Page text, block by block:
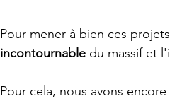
Pour mener à bien ces
incontournable du massif et
Pour cela, nous avons